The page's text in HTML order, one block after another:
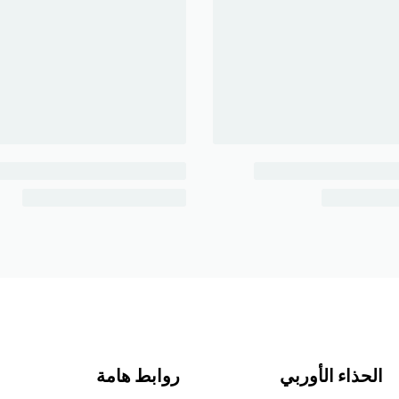
الحذاء الأوربي روابط هامة